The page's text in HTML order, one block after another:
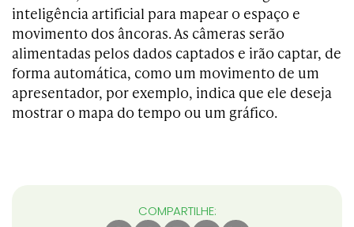
inteligência artificial para mapear o espaço e
movimento dos âncoras. As câmeras serão
alimentadas pelos dados captados e irão captar, de
forma automática, como um movimento de um
apresentador, por exemplo, indica que ele deseja
mostrar o mapa do tempo ou um gráfico.
COMPARTILHE: